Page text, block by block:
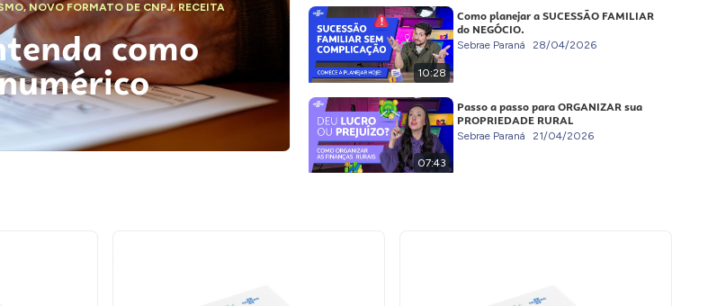
,NOVO FORMATO DE CNPJ,RECEITA
como
10:28
Como planejar a SUCESSÃO FAMILIAR
do NEGÓCIO.
Sebrae Paraná 28/04/2026
07:43
Passo a passo para ORGANIZAR sua
PROPRIEDADE RURAL
Sebrae Paraná 21/04/2026